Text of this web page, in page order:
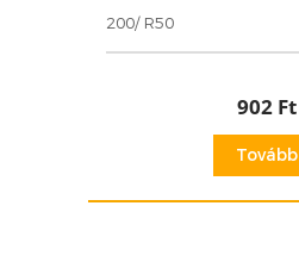
200/ R50
902 Ft
Tovább